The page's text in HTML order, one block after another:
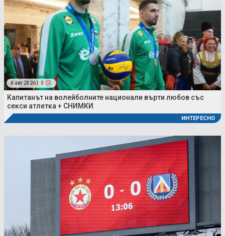
6 авг 2026 | 3
Капитанът на волейболните национали върти любов със
секси атлетка + СНИМКИ
ИНТЕРЕСНО